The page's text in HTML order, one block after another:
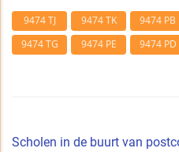
9474 TJ 9474 TK 9474 PB
9474 TG
9474 PE 9474 PD
Scholen in de buurt van